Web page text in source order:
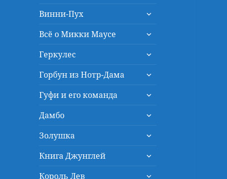
Винни-Пух
раскрыть
меню
Всё о Микки Маусе
раскрыть
меню
Геркулес
раскрыть
меню
Горбун из Нотр-Дама
раскрыть
меню
Гуфи и его команда
раскрыть
меню
Дамбо
раскрыть
меню
Золушка
раскрыть
меню
Книга Джунглей
раскрыть
меню
Король Лев
раскрыть